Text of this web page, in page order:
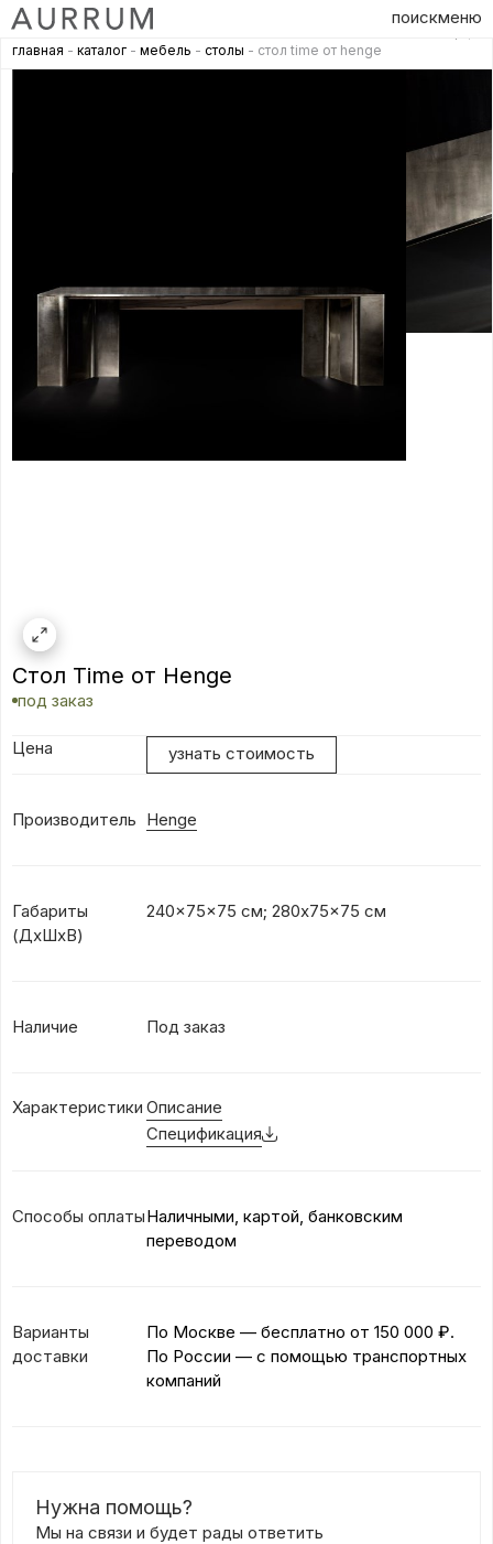
поискменю
главная - каталог - мебель - столы - стол time от henge
Стол Time от Henge
под заказ
Цена узнать стоимость
Производитель Henge
Габариты
(ДхШхВ)
240x75x75 см; 280x75x75 см
Наличие Под заказ
Характеристики Описание
Спецификация
Способы оплатыНаличными, картой, банковским
переводом
Варианты
доставки
По Москве — бесплатно от 150 000 ₽.
По России — с помощью транспортных
компаний
Нужна помощь?
Мы на связи и будет рады ответить